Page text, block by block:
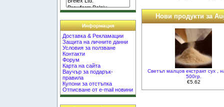
Информация
Доставка & Рекламации
Защита на личните данни
Условия за ползване
Контакти
Форум
Карта на сайта
Ваучър за подарък-
правила
Купони за отстъпка
Отписване от e-mail новини
Нови продукти за
Светъл малцов екстракт сух ,
500гр.
€5.62